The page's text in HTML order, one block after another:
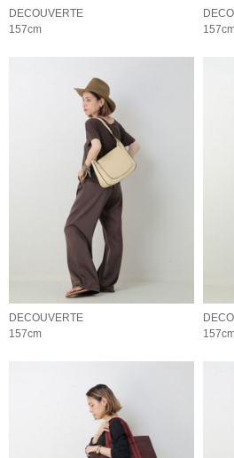
DECOUVERTE
157cm
DECOUVERTE
157cm